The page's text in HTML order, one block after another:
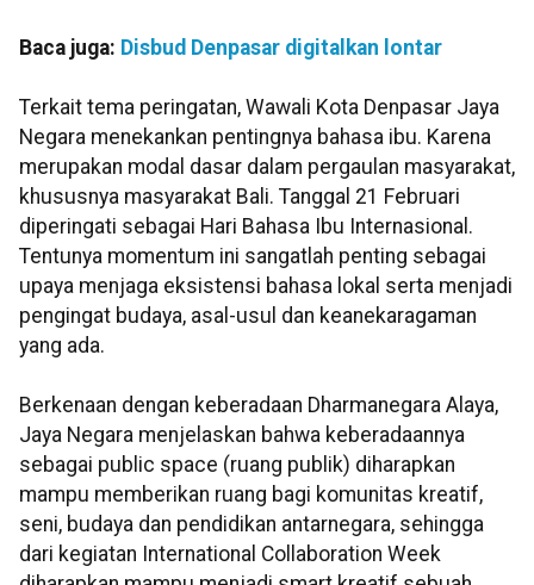
Baca juga: Disbud Denpasar digitalkan lontar
Terkait tema peringatan, Wawali Kota Denpasar Jaya
Negara menekankan pentingnya bahasa ibu. Karena
merupakan modal dasar dalam pergaulan masyarakat,
khususnya masyarakat Bali. Tanggal 21 Februari
diperingati sebagai Hari Bahasa Ibu Internasional.
Tentunya momentum ini sangatlah penting sebagai
upaya menjaga eksistensi bahasa lokal serta menjadi
pengingat budaya, asal-usul dan keanekaragaman
yang ada.
Berkenaan dengan keberadaan Dharmanegara Alaya,
Jaya Negara menjelaskan bahwa keberadaannya
sebagai public space (ruang publik) diharapkan
mampu memberikan ruang bagi komunitas kreatif,
seni, budaya dan pendidikan antarnegara, sehingga
dari kegiatan International Collaboration Week